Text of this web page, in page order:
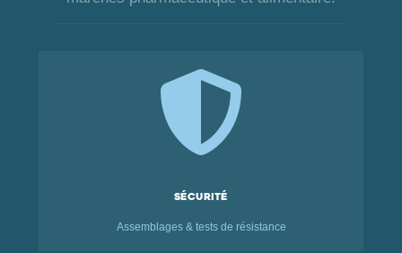

Sécurité
Assemblages & tests de résistance